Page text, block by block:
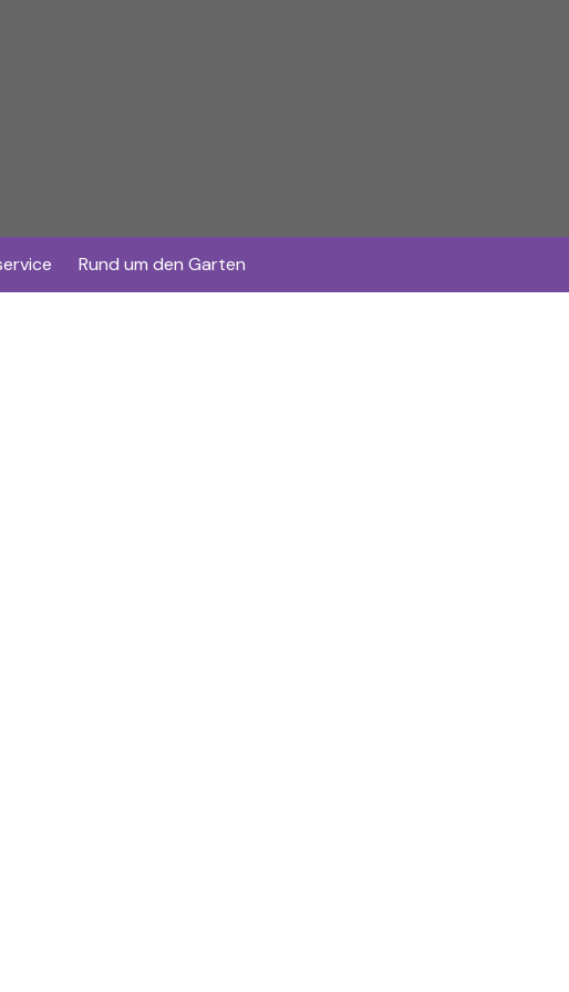
Rund um den Garten